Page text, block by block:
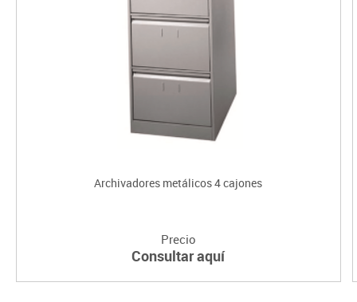
Archivadores metálicos 4 cajones
Precio
Consultar aquí